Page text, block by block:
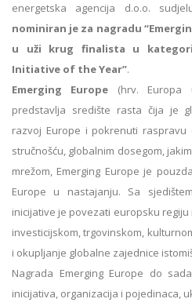
energetska agencija d.o.o.
nominiran je za nagradu
u uži krug finalista u
Initiative of the Year”.
Emerging Europe (hrv. Europa
predstavlja središte rasta čija je
razvoj Europe i pokrenuti raspravu
stručnošću, globalnim dosegom,
mrežom, Emerging Europe je
Europe u nastajanju. Sa
inicijative je povezati europsku
investicijskom, trgovinskom,
i okupljanje globalne zajednice
Nagrada Emerging Europe do
inicijativa, organizacija i pojedinaca,